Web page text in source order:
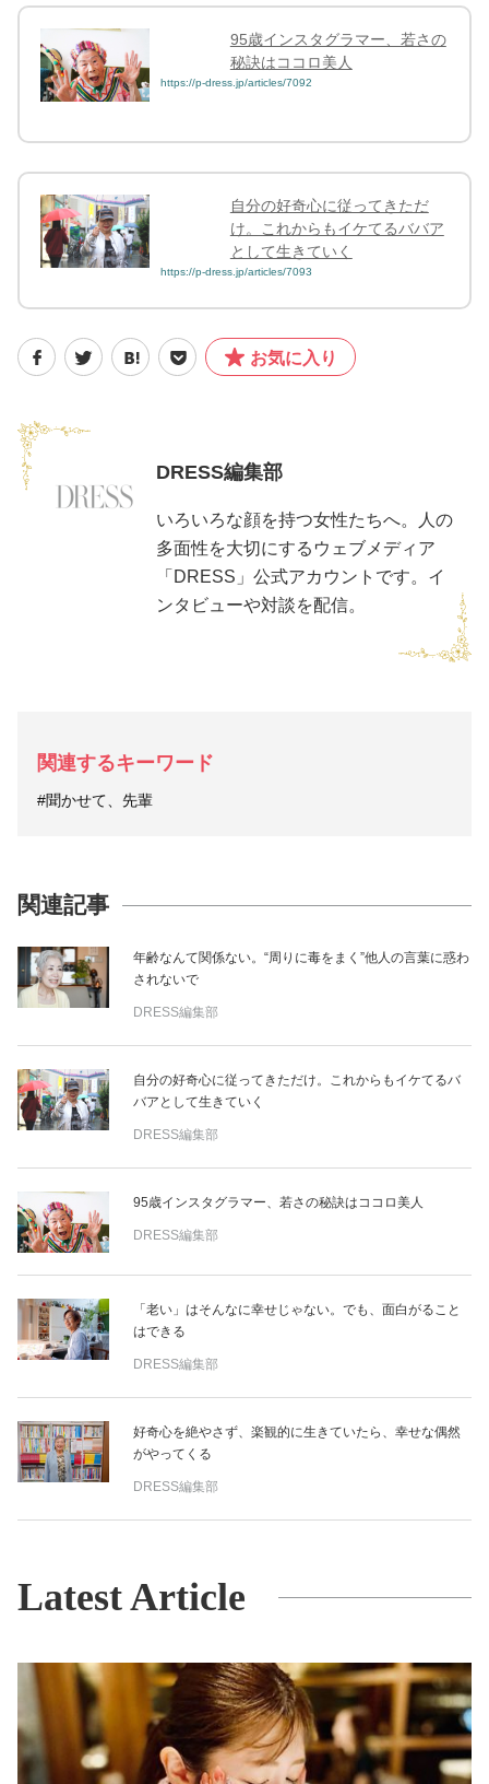
95歳インスタグラマー、若さの
秘訣はココロ美人
https://p-dress.jp/articles/7092
自分の好奇心に従ってきただ
け。これからもイケてるババア
として生きていく
https://p-dress.jp/articles/7093
お気に入り
DRESS編集部
いろいろな顔を持つ女性たちへ。人の
多面性を大切にするウェブメディア
「DRESS」公式アカウントです。イ
ンタビューや対談を配信。
関連するキーワード
#聞かせて、先輩
関連記事
年齢なんて関係ない。“周りに毒をまく”他人の言葉に惑わ
されないで
DRESS編集部
自分の好奇心に従ってきただけ。これからもイケてるバ
バアとして生きていく
DRESS編集部
95歳インスタグラマー、若さの秘訣はココロ美人
DRESS編集部
「老い」はそんなに幸せじゃない。でも、面白がること
はできる
DRESS編集部
好奇心を絶やさず、楽観的に生きていたら、幸せな偶然
がやってくる
DRESS編集部
Latest Article